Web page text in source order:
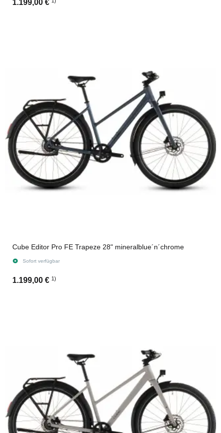
1.199,00 €
Cube Editor Pro FE Trapeze 28" mineralblue´n´chrome
Sofort verfügbar
1.199,00 € 1)